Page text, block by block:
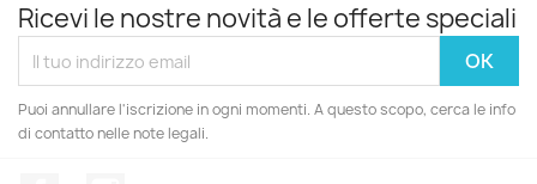
Ricevi le nostre novità e le offerte speciali
Puoi annullare l'iscrizione in ogni momenti. A questo scopo, cerca le info
di contatto nelle note legali.